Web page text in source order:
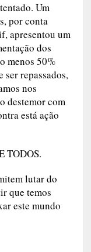
Um
por conta
apresentou um
dos
menos 50%
ser repassados,
nos
destemor com
está ação
TODOS.
lutar do
que temos
este mundo